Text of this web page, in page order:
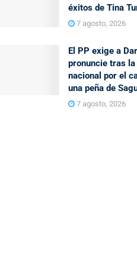
éxitos de Tina
7 agosto, 2026
El PP exige a
pronuncie tras
nacional por el
una peña de
7 agosto, 2026